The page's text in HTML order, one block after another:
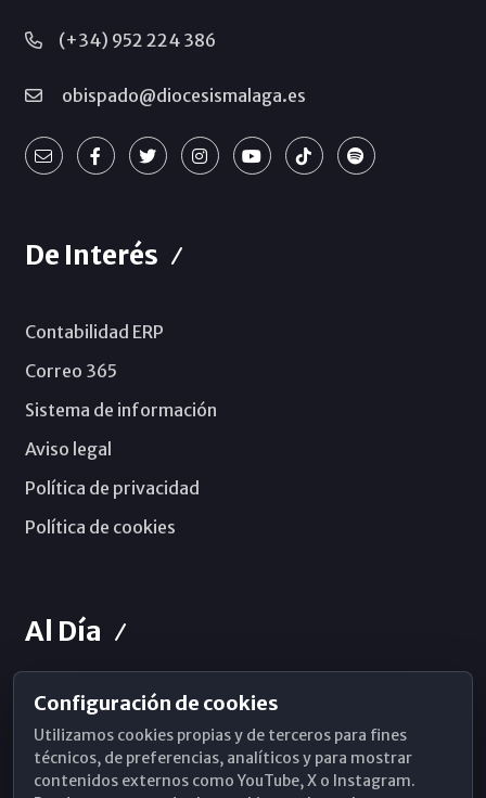
(+34) 952 224 386
obispado@diocesismalaga.es
De Interés
Contabilidad ERP
Correo 365
Sistema de información
Aviso legal
Política de privacidad
Política de cookies
Al Día
Horarios de Misa
Hemeroteca
WhatsApp
Configuración de cookies
Utilizamos cookies propias y de terceros para fines
técnicos, de preferencias, analíticos y para mostrar
contenidos externos como YouTube, X o Instagram.